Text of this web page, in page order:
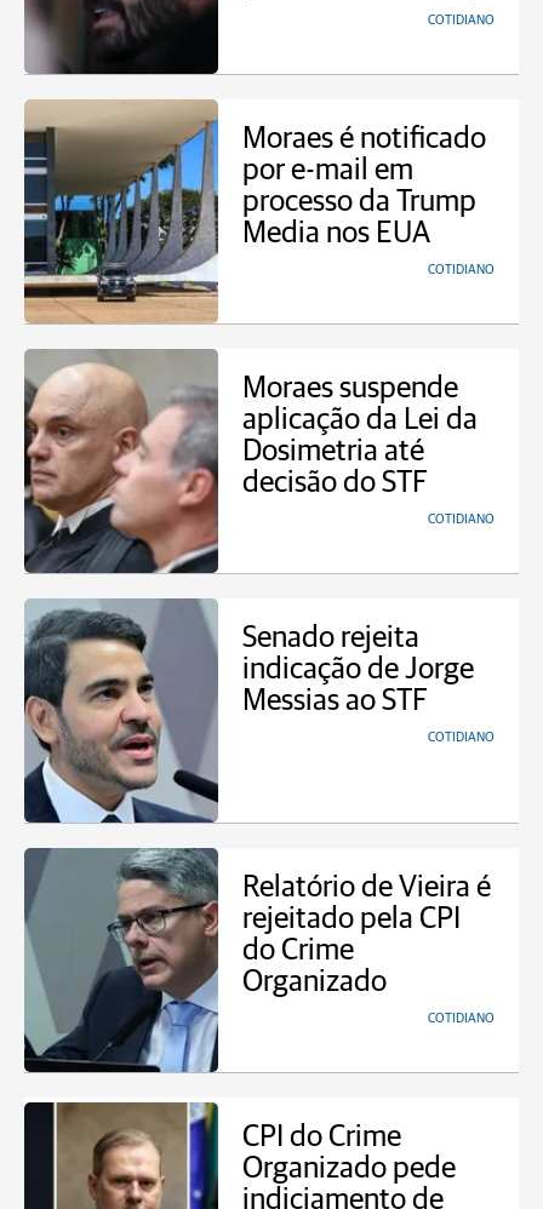
COTIDIANO
Moraes é notificado
por e-mail em
processo da Trump
Media nos EUA
COTIDIANO
Moraes suspende
aplicação da Lei da
Dosimetria até
decisão do STF
COTIDIANO
Senado rejeita
indicação de Jorge
Messias ao STF
COTIDIANO
Relatório de Vieira é
rejeitado pela CPI
do Crime
Organizado
COTIDIANO
CPI do Crime
Organizado pede
indiciamento de